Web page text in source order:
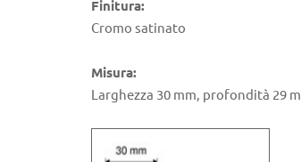
Finitura:
Cromo satinato
Misura:
Larghezza 30 mm, profondità 29